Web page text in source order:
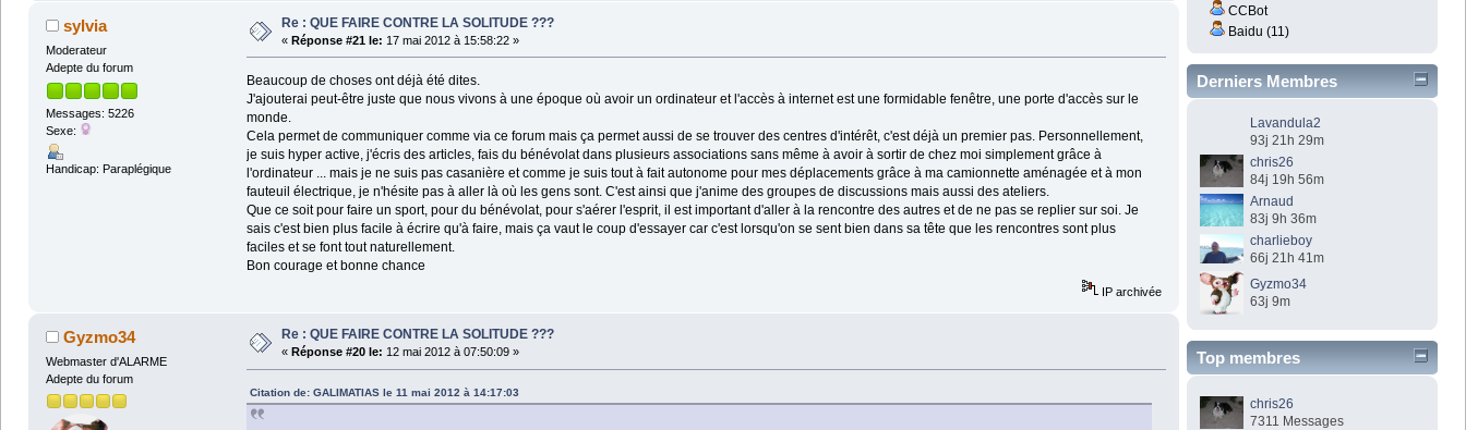
sylvia
Moderateur
Adepte du forum
Messages: 5226
Sexe:
Handicap: Paraplégique
Re : QUE FAIRE CONTRE LA SOLITUDE ???
« Réponse #21 le: 17 mai 2012 à 15:58:22 »
Beaucoup de choses ont déjà été dites.
J'ajouterai peut-être juste que nous vivons à une époque où avoir un ordinateur et l'accès à internet est une formidable fenêtre, une porte d'accès sur le
monde.
Cela permet de communiquer comme via ce forum mais ça permet aussi de se trouver des centres d'intérêt, c'est déjà un premier pas. Personnellement,
je suis hyper active, j'écris des articles, fais du bénévolat dans plusieurs associations sans même à avoir à sortir de chez moi simplement grâce à
l'ordinateur ... mais je ne suis pas casanière et comme je suis tout à fait autonome pour mes déplacements grâce à ma camionnette aménagée et à mon
fauteuil électrique, je n'hésite pas à aller là où les gens sont. C'est ainsi que j'anime des groupes de discussions mais aussi des ateliers.
Que ce soit pour faire un sport, pour du bénévolat, pour s'aérer l'esprit, il est important d'aller à la rencontre des autres et de ne pas se replier sur soi. Je
sais c'est bien plus facile à écrire qu'à faire, mais ça vaut le coup d'essayer car c'est lorsqu'on se sent bien dans sa tête que les rencontres sont plus
faciles et se font tout naturellement.
Bon courage et bonne chance
IP archivée
Gyzmo34
Webmaster d'ALARME
Adepte du forum
Re : QUE FAIRE CONTRE LA SOLITUDE ???
« Réponse #20 le: 12 mai 2012 à 07:50:09 »
Citation de: GALIMATIAS le 11 mai 2012 à 14:17:03
CCBot
Baidu (11)
Derniers Membres
Lavandula2
93j 21h 29m
chris26
84j 19h 56m
Arnaud
83j 9h 36m
charlieboy
66j 21h 41m
Gyzmo34
63j 9m
Top membres
chris26
7311 Messages